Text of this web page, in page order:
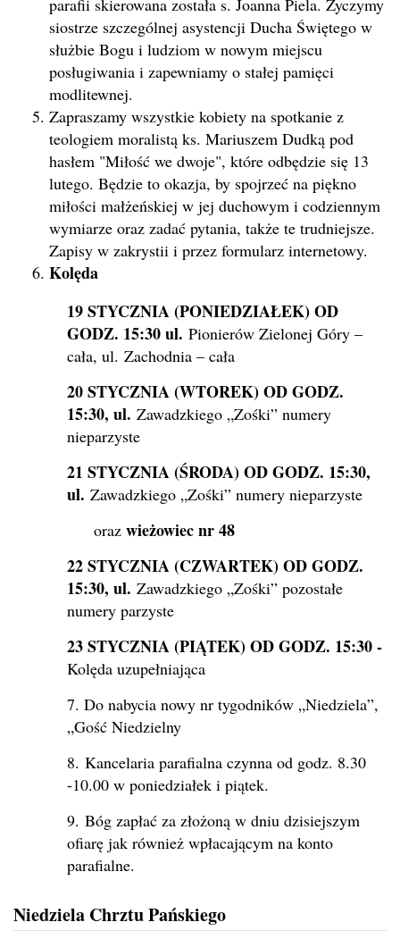
parafii skierowana została s. Joanna Piela. Życzymy
siostrze szczególnej asystencji Ducha Świętego w
służbie Bogu i ludziom w nowym miejscu
posługiwania i zapewniamy o stałej pamięci
modlitewnej.
Zapraszamy wszystkie kobiety na spotkanie z
teologiem moralistą ks. Mariuszem Dudką pod
hasłem "Miłość we dwoje", które odbędzie się 13
lutego. Będzie to okazja, by spojrzeć na piękno
miłości małżeńskiej w jej duchowym i codziennym
wymiarze oraz zadać pytania, także te trudniejsze.
Zapisy w zakrystii i przez formularz internetowy.
Kolęda
19 STYCZNIA (PONIEDZIAŁEK) OD
GODZ. 15:30 ul. Pionierów Zielonej Góry –
cała, ul. Zachodnia – cała
20 STYCZNIA (WTOREK) OD GODZ.
15:30, ul. Zawadzkiego „Zośki” numery
nieparzyste
21 STYCZNIA (ŚRODA) OD GODZ. 15:30,
ul. Zawadzkiego „Zośki” numery nieparzyste
oraz wieżowiec nr 48
22 STYCZNIA (CZWARTEK) OD GODZ.
15:30, ul. Zawadzkiego „Zośki” pozostałe
numery parzyste
23 STYCZNIA (PIĄTEK) OD GODZ. 15:30 -
Kolęda uzupełniająca
7. Do nabycia nowy nr tygodników „Niedziela”,
„Gość Niedzielny
8. Kancelaria parafialna czynna od godz. 8.30
-10.00 w poniedziałek i piątek.
9. Bóg zapłać za złożoną w dniu dzisiejszym
ofiarę jak również wpłacającym na konto
parafialne.
Niedziela Chrztu Pańskiego